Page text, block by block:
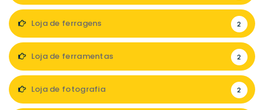
Loja de ferragens 2
Loja de ferramentas 2
Loja de fotografia 2